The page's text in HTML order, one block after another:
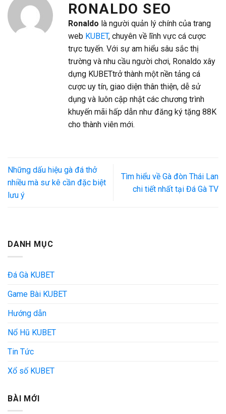
RONALDO SEO
Ronaldo là người quản lý chính của trang
web KUBET, chuyên về lĩnh vực cá cược
trực tuyến. Với sự am hiểu sâu sắc thị
trường và nhu cầu người chơi, Ronaldo xây
dựng KUBETtrở thành một nền tảng cá
cược uy tín, giao diện thân thiện, dễ sử
dụng và luôn cập nhật các chương trình
khuyến mãi hấp dẫn như đăng ký tặng 88K
cho thành viên mới.
Những dấu hiệu gà đá thở
nhiều mà sư kê cần đặc biệt
lưu ý
Tìm hiểu về Gà đòn Thái Lan
chi tiết nhất tại Đá Gà TV
DANH MỤC
Đá Gà KUBET
Game Bài KUBET
Hướng dẫn
Nổ Hũ KUBET
Tin Tức
Xổ số KUBET
BÀI MỚI